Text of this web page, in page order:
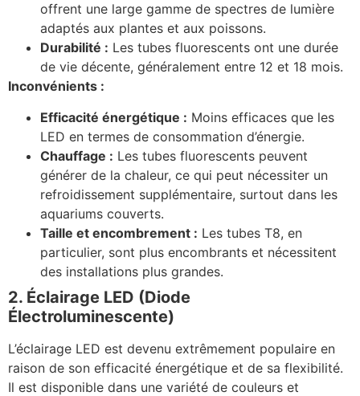
offrent une large gamme de spectres de lumière
adaptés aux plantes et aux poissons.
Durabilité : Les tubes fluorescents ont une durée
de vie décente, généralement entre 12 et 18 mois.
Inconvénients :
Efficacité énergétique : Moins efficaces que les
LED en termes de consommation d’énergie.
Chauffage : Les tubes fluorescents peuvent
générer de la chaleur, ce qui peut nécessiter un
refroidissement supplémentaire, surtout dans les
aquariums couverts.
Taille et encombrement : Les tubes T8, en
particulier, sont plus encombrants et nécessitent
des installations plus grandes.
2. Éclairage LED (Diode
Électroluminescente)
L’éclairage LED est devenu extrêmement populaire en
raison de son efficacité énergétique et de sa flexibilité.
Il est disponible dans une variété de couleurs et